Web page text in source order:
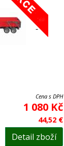
Cena s DPH
1 080 Kč
44,52 €
Detail zboží